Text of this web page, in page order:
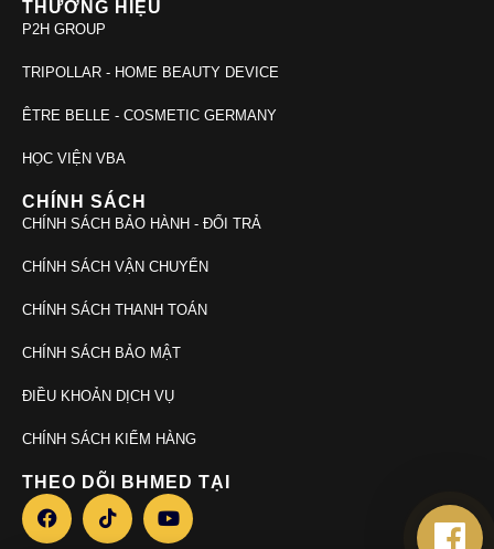
THƯƠNG HIỆU
P2H GROUP
TRIPOLLAR - HOME BEAUTY DEVICE
ÊTRE BELLE - COSMETIC GERMANY
HỌC VIỆN VBA
CHÍNH SÁCH
CHÍNH SÁCH BẢO HÀNH - ĐỔI TRẢ
CHÍNH SÁCH VẬN CHUYỂN
CHÍNH SÁCH THANH TOÁN
CHÍNH SÁCH BẢO MẬT
ĐIỀU KHOẢN DỊCH VỤ
CHÍNH SÁCH KIỂM HÀNG
THEO DÕI BHMED TẠI